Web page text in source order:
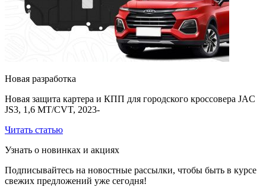
Новая разработка
Новая защита картера и КПП для городского кроссовера JAC
JS3, 1,6 MT/CVT, 2023-
Читать статью
Узнать о новинках и акциях
Подписывайтесь на новостные рассылки, чтобы быть в курсе
свежих предложений уже сегодня!